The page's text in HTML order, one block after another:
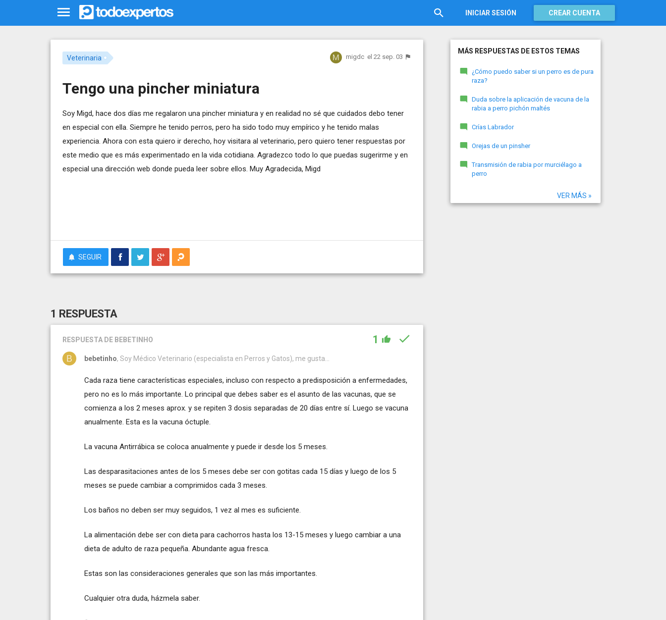
INICIAR SESIÓN CREAR CUENTA
Veterinaria migdc el 22 sep. 03
Tengo una pincher miniatura
Soy Migd, hace dos días me regalaron una pincher miniatura y en realidad no sé que cuidados debo tener
en especial con ella. Siempre he tenido perros, pero ha sido todo muy empírico y he tenido malas
experiencia. Ahora con esta quiero ir derecho, hoy visitara al veterinario, pero quiero tener respuestas por
este medio que es más experimentado en la vida cotidiana. Agradezco todo lo que puedas sugerirme y en
especial una dirección web donde pueda leer sobre ellos. Muy Agradecida, Migd
SEGUIR
1 RESPUESTA
RESPUESTA DE BEBETINHO 1
bebetinho, Soy Médico Veterinario (especialista en Perros y Gatos), me gusta...
Cada raza tiene características especiales, incluso con respecto a predisposición a enfermedades,
pero no es lo más importante. Lo principal que debes saber es el asunto de las vacunas, que se
comienza a los 2 meses aprox. y se repiten 3 dosis separadas de 20 días entre sí. Luego se vacuna
anualmente. Esta es la vacuna óctuple.
La vacuna Antirrábica se coloca anualmente y puede ir desde los 5 meses.
Las desparasitaciones antes de los 5 meses debe ser con gotitas cada 15 días y luego de los 5
meses se puede cambiar a comprimidos cada 3 meses.
Los baños no deben ser muy seguidos, 1 vez al mes es suficiente.
La alimentación debe ser con dieta para cachorros hasta los 13-15 meses y luego cambiar a una
dieta de adulto de raza pequeña. Abundante agua fresca.
Estas son las consideraciones generales que son las más importantes.
Cualquier otra duda, házmela saber.
MÁS RESPUESTAS DE ESTOS TEMAS
¿Cómo puedo saber si un perro es de pura
raza?
Duda sobre la aplicación de vacuna de la
rabia a perro pichón maltés
Crías Labrador
Orejas de un pinsher
Transmisión de rabia por murciélago a
perro
VER MÁS »